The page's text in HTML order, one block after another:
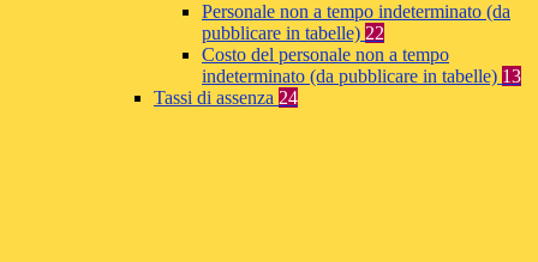
Personale non a tempo indeterminato (da
pubblicare in tabelle) 22
Costo del personale non a tempo
indeterminato (da pubblicare in tabelle) 13
Tassi di assenza 24